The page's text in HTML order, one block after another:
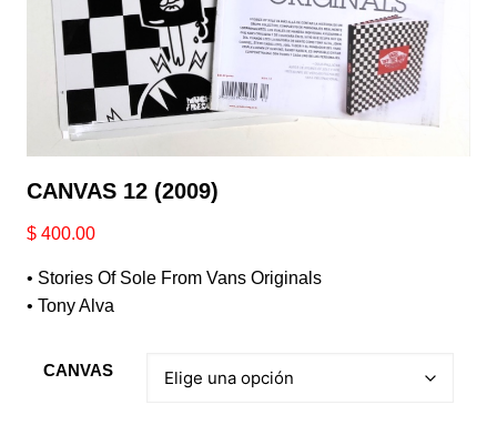
CANVAS 12 (2009)
$400.00
• Stories Of Sole From Vans Originals
• Tony Alva
CANVAS